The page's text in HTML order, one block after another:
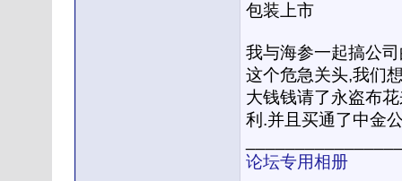
包装上市
我与海参一起搞公
这个危急关头,我们
大钱钱请了永盗布
利.并且买通了中金
论坛专用相册